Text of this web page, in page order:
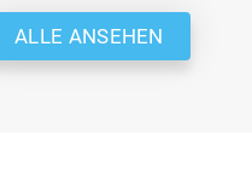
ALLE ANSEHEN